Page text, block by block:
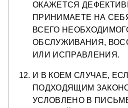
ОКАЖЕТСЯ
ПРИНИМАЕТЕ НА
ВСЕГО
ОБСЛУЖИВАНИЯ,
ИЛИ ИСПРАВЛЕНИЯ.
И В КОЕМ СЛУЧАЕ,
ПОДХОДЯЩИМ
УСЛОВЛЕНО В